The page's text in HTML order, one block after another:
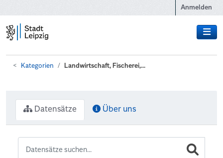
Anmelden
Kategorien Landwirtschaft, Fischerei,...
Datensätze Über uns